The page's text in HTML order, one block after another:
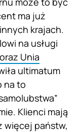
ma już
krajach.
na usługi
Unia
ultimatum
na to
Klienci mają
więcej państw,